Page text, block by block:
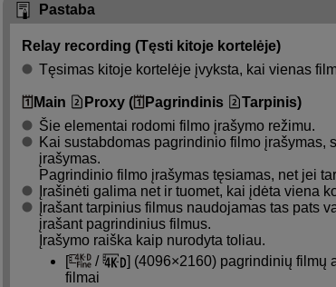
Pastaba
Relay recording (Tęsti kitoje kortelėje)
Tęsimas kitoje kortelėje įvyksta, kai vienas
Main Proxy ( Pagrindinis
Tarpinis)
Šie elementai rodomi filmo įrašymo režimu.
Kai sustabdomas pagrindinio filmo įrašymas,
įrašymas.
Pagrindinio filmo įrašymas tęsiamas, net jei
Įrašinėti galima net ir tuomet, kai įdėta viena
Įrašant tarpinius filmus naudojamas tas pats
įrašant pagrindinius filmus.
Įrašymo raiška kaip nurodyta toliau.
[
/ ] (4096×2160) pagrindinių filmų
filmai